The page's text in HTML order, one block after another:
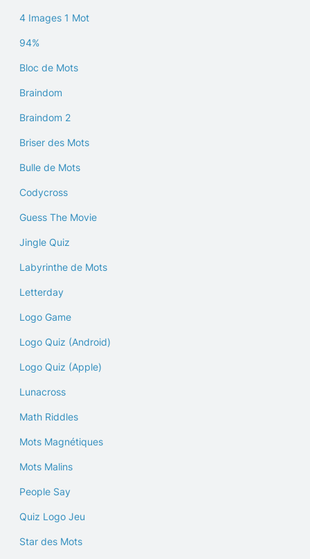
4 Images 1 Mot
94%
Bloc de Mots
Braindom
Braindom 2
Briser des Mots
Bulle de Mots
Codycross
Guess The Movie
Jingle Quiz
Labyrinthe de Mots
Letterday
Logo Game
Logo Quiz (Android)
Logo Quiz (Apple)
Lunacross
Math Riddles
Mots Magnétiques
Mots Malins
People Say
Quiz Logo Jeu
Star des Mots